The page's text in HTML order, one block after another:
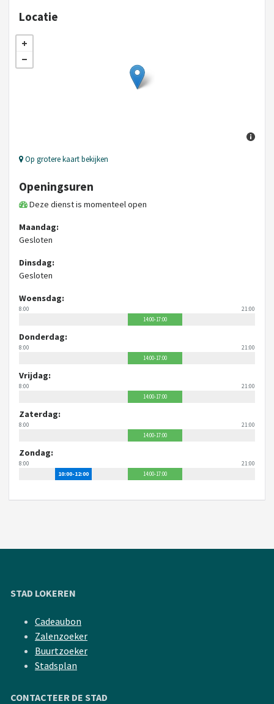
Locatie
Op grotere kaart bekijken
Openingsuren
Deze dienst is momenteel open
Maandag:
Gesloten
Dinsdag:
Gesloten
Woensdag:
8:00 21:00
14:00-17:00
Donderdag:
8:00 21:00
14:00-17:00
Vrijdag:
8:00 21:00
14:00-17:00
Zaterdag:
8:00 21:00
14:00-17:00
Zondag:
8:00 21:00
10:00-12:00 14:00-17:00
STAD LOKEREN
Cadeaubon
Zalenzoeker
Buurtzoeker
Stadsplan
CONTACTEER DE STAD